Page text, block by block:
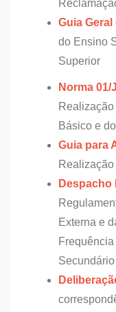
Guia
do Ensino
Superior
Norma 01/
Básico e
Guia para
Despacho
Externa e
Secundário